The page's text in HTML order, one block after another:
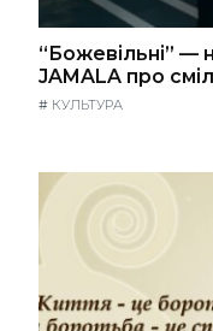
“Божевільні” —
JAMALA про
# КУЛЬТУРА